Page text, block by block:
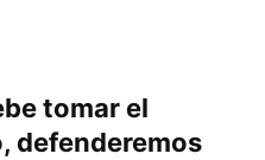
tomar el
defenderemos